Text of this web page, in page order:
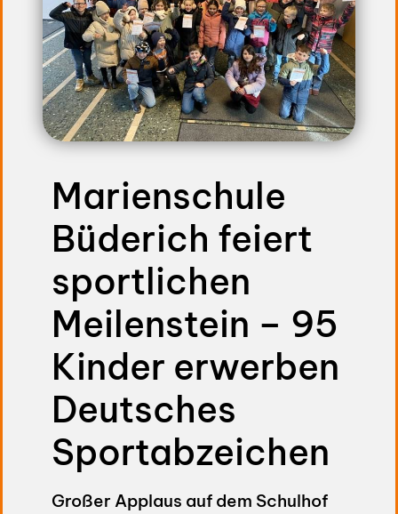
Marienschule
Büderich feiert
sportlichen
Meilenstein – 95
Kinder erwerben
Deutsches
Sportabzeichen
Großer Applaus auf dem Schulhof